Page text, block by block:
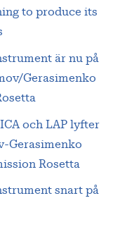
to produce its
är nu på
Gerasimenko
och LAP lyfter
Gerasimenko
Rosetta
snart på